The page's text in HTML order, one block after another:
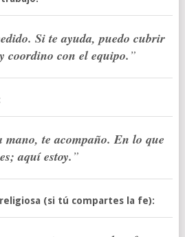
Si te ayuda, puedo cubrir
coordino con el equipo. ”
mano, te acompaño. En lo que
aquí estoy. ”
(si tú compartes la fe):